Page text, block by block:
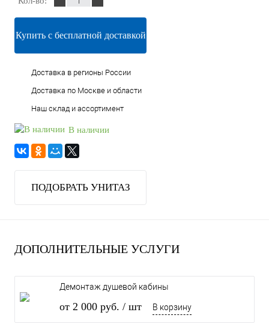
Купить с бесплатной доставкой
Доставка в регионы России
Доставка по Москве и области
Наш склад и ассортимент
В наличии
ПОДОБРАТЬ УНИТАЗ
ДОПОЛНИТЕЛЬНЫЕ УСЛУГИ
Демонтаж душевой кабины
от 2 000 руб. / шт В корзину